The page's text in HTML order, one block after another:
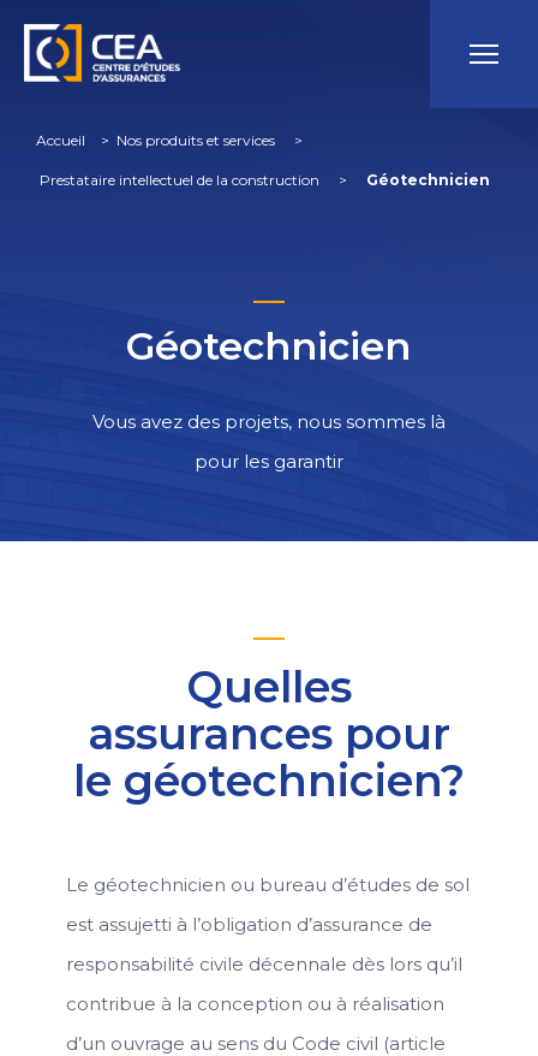
Accueil > Nos produits et services >
Prestataire intellectuel de la construction > Géotechnicien
Géotechnicien
Vous avez des projets, nous sommes là
pour les garantir
Quelles
assurances pour
le géotechnicien?
Le géotechnicien ou bureau d’études de sol
est assujetti à l’obligation d’assurance de
responsabilité civile décennale dès lors qu’il
contribue à la conception ou à réalisation
d’un ouvrage au sens du Code civil (article